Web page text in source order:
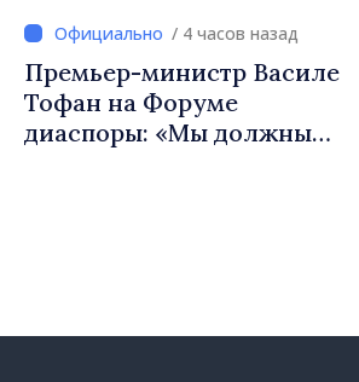
чтобы строить более
сильные сообщества»
/ 4 часов назад
Премьер-министр Василе
Тофан на Форуме
диаспоры: «Мы должны